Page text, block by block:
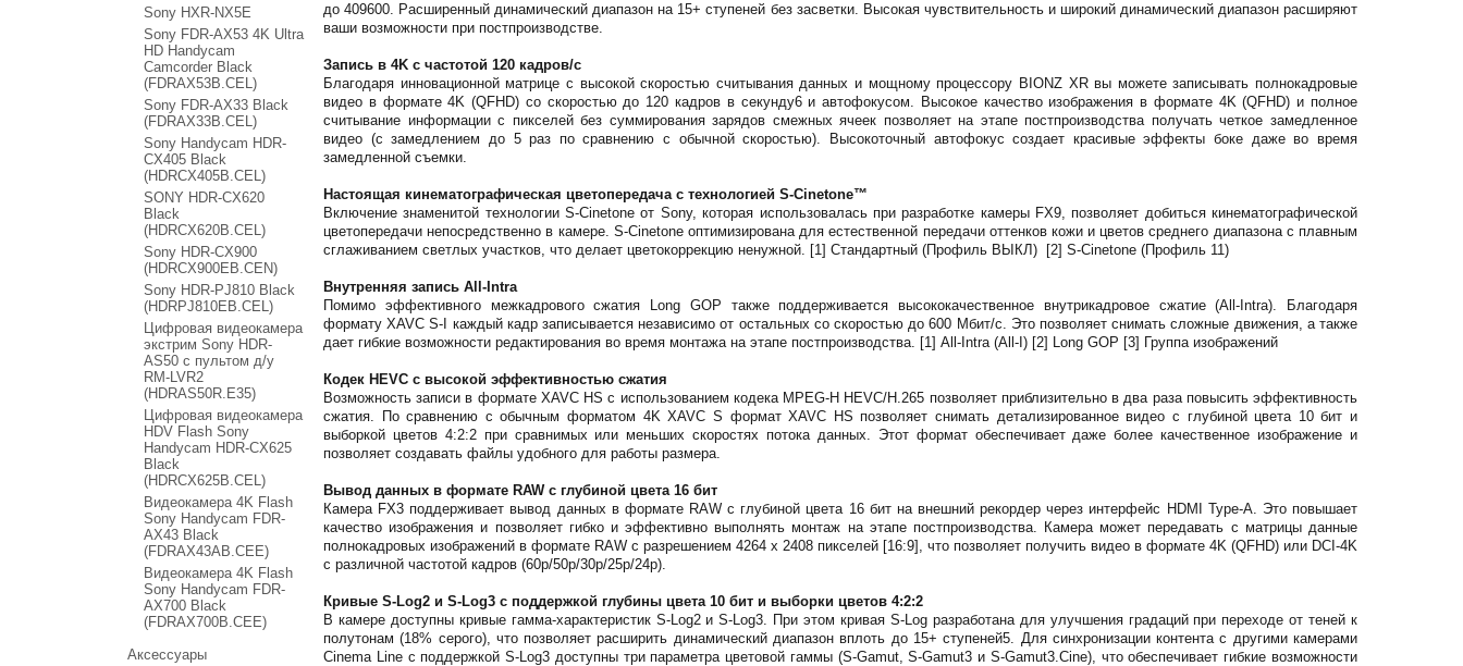
до 409600. Расширенный динамический диапазон на 15+ ступеней без засветки. Высокая чувствительность и широкий динамический диапазон расширяют
ваши возможности при постпроизводстве.
Запись в 4K с частотой 120 кадров/с
Благодаря инновационной матрице с высокой скоростью считывания данных и мощному процессору BIONZ XR вы можете записывать полнокадровые
видео в формате 4K (QFHD) со скоростью до 120 кадров в секунду6 и автофокусом. Высокое качество изображения в формате 4K (QFHD) и полное
считывание информации с пикселей без суммирования зарядов смежных ячеек позволяет на этапе постпроизводства получать четкое замедленное
видео (с замедлением до 5 раз по сравнению с обычной скоростью). Высокоточный автофокус создает красивые эффекты боке даже во время
замедленной съемки.
Настоящая кинематографическая цветопередача с технологией S-Cinetone™
Включение знаменитой технологии S-Cinetone от Sony, которая использовалась при разработке камеры FX9, позволяет добиться кинематографической
цветопередачи непосредственно в камере. S-Cinetone оптимизирована для естественной передачи оттенков кожи и цветов среднего диапазона с плавным
сглаживанием светлых участков, что делает цветокоррекцию ненужной. [1] Стандартный (Профиль ВЫКЛ) [2] S-Cinetone (Профиль 11)
Внутренняя запись All-Intra
Помимо эффективного межкадрового сжатия Long GOP также поддерживается высококачественное внутрикадровое сжатие (All-Intra). Благодаря
формату XAVC S-I каждый кадр записывается независимо от остальных со скоростью до 600 Мбит/с. Это позволяет снимать сложные движения, а также
дает гибкие возможности редактирования во время монтажа на этапе постпроизводства. [1] All-Intra (All-I) [2] Long GOP [3] Группа изображений
Кодек HEVC с высокой эффективностью сжатия
Возможность записи в формате XAVC HS с использованием кодека MPEG-H HEVC/H.265 позволяет приблизительно в два раза повысить эффективность
сжатия. По сравнению с обычным форматом 4K XAVC S формат XAVC HS позволяет снимать детализированное видео с глубиной цвета 10 бит и
выборкой цветов 4:2:2 при сравнимых или меньших скоростях потока данных. Этот формат обеспечивает даже более качественное изображение и
позволяет создавать файлы удобного для работы размера.
Вывод данных в формате RAW с глубиной цвета 16 бит
Камера FX3 поддерживает вывод данных в формате RAW с глубиной цвета 16 бит на внешний рекордер через интерфейс HDMI Type-A. Это повышает
качество изображения и позволяет гибко и эффективно выполнять монтаж на этапе постпроизводства. Камера может передавать с матрицы данные
полнокадровых изображений в формате RAW с разрешением 4264 x 2408 пикселей [16:9], что позволяет получить видео в формате 4K (QFHD) или DCI-4K
с различной частотой кадров (60p/50p/30p/25p/24p).
Кривые S-Log2 и S-Log3 с поддержкой глубины цвета 10 бит и выборки цветов 4:2:2
В камере доступны кривые гамма-характеристик S-Log2 и S-Log3. При этом кривая S-Log разработана для улучшения градаций при переходе от теней к
полутонам (18% серого), что позволяет расширить динамический диапазон вплоть до 15+ ступеней5. Для синхронизации контента с другими камерами
Cinema Line с поддержкой S-Log3 доступны три параметра цветовой гаммы (S-Gamut, S-Gamut3 и S-Gamut3.Cine), что обеспечивает гибкие возможности
Sony HXR-NX5E
Sony FDR-AX53 4K Ultra
HD Handycam
Camcorder Black
(FDRAX53B.CEL)
Sony FDR-AX33 Black
(FDRAX33B.CEL)
Sony Handycam HDR-
CX405 Black
(HDRCX405B.CEL)
SONY HDR-CX620
Black
(HDRCX620B.CEL)
Sony HDR-CX900
(HDRCX900EB.CEN)
Sony HDR-PJ810 Black
(HDRPJ810EB.CEL)
Цифровая видеокамера
экстрим Sony HDR-
AS50 c пультом д/у
RM-LVR2
(HDRAS50R.E35)
Цифровая видеокамера
HDV Flash Sony
Handycam HDR-CX625
Black
(HDRCX625B.CEL)
Видеокамера 4K Flash
Sony Handycam FDR-
AX43 Black
(FDRAX43AB.CEE)
Видеокамера 4K Flash
Sony Handycam FDR-
AX700 Black
(FDRAX700B.CEE)
Аксессуары